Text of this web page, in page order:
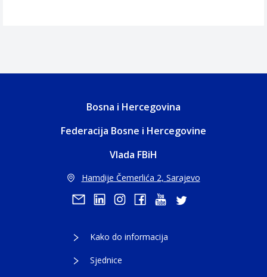
Bosna i Hercegovina
Federacija Bosne i Hercegovine
Vlada FBiH
Hamdije Čemerlića 2, Sarajevo
Kako do informacija
Sjednice